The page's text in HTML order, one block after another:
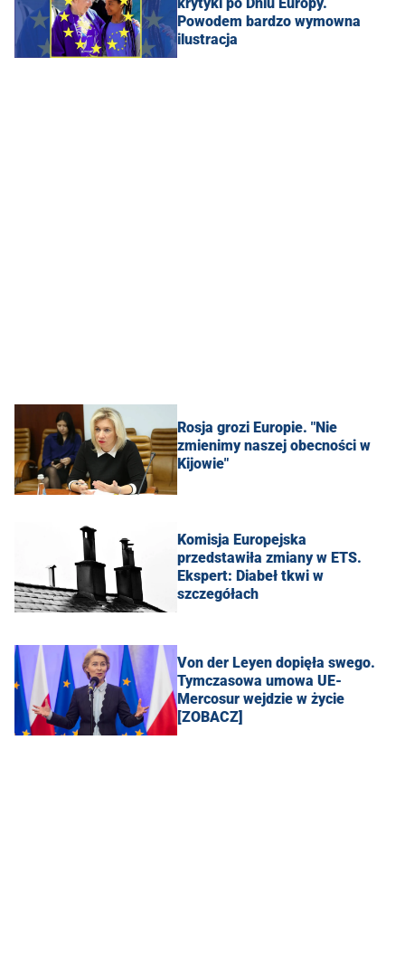
Powodem bardzo wymowna
ilustracja
Rosja grozi Europie. "Nie
zmienimy naszej obecności w
Kijowie"
Komisja Europejska
przedstawiła zmiany w ETS.
Ekspert: Diabeł tkwi w
szczegółach
Von der Leyen dopięła swego.
Tymczasowa umowa UE-
Mercosur wejdzie w życie
[ZOBACZ]